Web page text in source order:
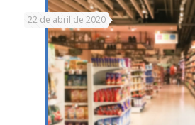
22 de abril de 2020